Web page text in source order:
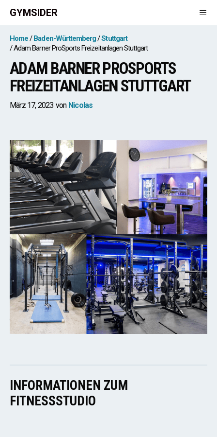
Zum
Inhalt
springen
GYMSIDER
Home Baden-Württemberg
Stuttgart
Adam Barner ProSports Freizeitanlagen Stuttgart
ADAM BARNER PROSPORTS
FREIZEITANLAGEN STUTTGART
März 17, 2023 von Nicolas
INFORMATIONEN ZUM
FITNESSSTUDIO